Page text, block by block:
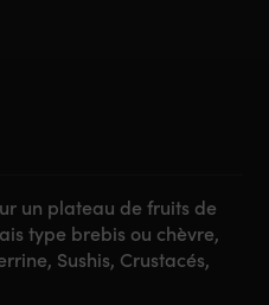
un plateau de fruits de
type brebis ou chèvre,
Sushis, Crustacés,